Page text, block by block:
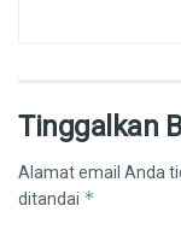
Tinggalkan
Alamat email Anda
ditandai *